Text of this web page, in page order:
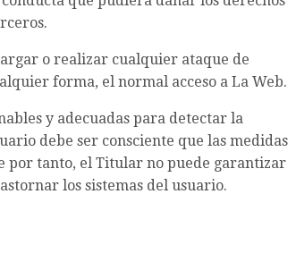
o realizar cualquier ataque de
forma, el normal acceso a La Web.
y adecuadas para detectar la
debe ser consciente que las medidas
por tanto, el Titular no puede garantizar
los sistemas del usuario.